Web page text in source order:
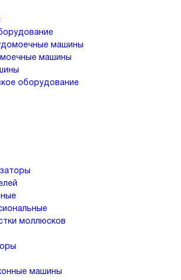
машины
машины
оборудование
моллюсков
машины